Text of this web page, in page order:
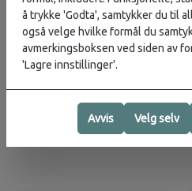
Atmosphere
iGlobe Black 25cm
å trykke 'Godta', samtykker du til
også velge hvilke formål du
avmerkingsboksen ved siden av
'Lagre innstillinger'.
Avvis Velg selv